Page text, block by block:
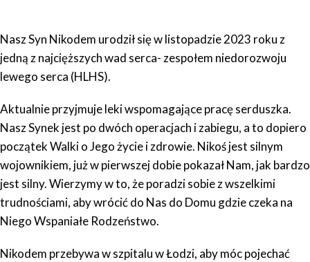
Nasz Syn Nikodem urodził się w listopadzie 2023 roku z
jedną z najcięższychwad serca- zespołem niedorozwoju
lewego serca (HLHS).
Aktualnie przyjmuje leki wspomagające pracę serduszka.
Nasz Synek jest po dwóch operacjach i zabiegu, a to dopiero
początek Walki o Jego życie i zdrowie. Nikoś jest silnym
wojownikiem, już w pierwszej dobie pokazał Nam, jak bardzo
jest silny. Wierzymy w to, że poradzi sobie z wszelkimi
trudnościami, aby wrócić do Nas do Domu gdzie czeka na
Niego Wspaniałe Rodzeństwo.
Nikodem przebywa w szpitalu w Łodzi, aby móc pojechać